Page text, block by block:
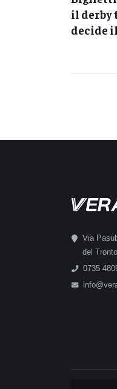
il derby
decide
Via
del
0735